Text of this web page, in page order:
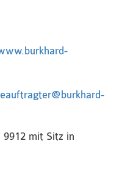
9912 mit Sitz in